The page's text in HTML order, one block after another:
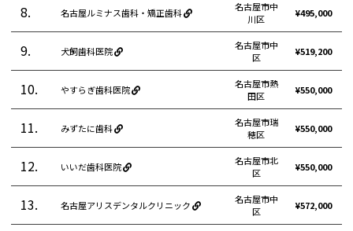
8. 名古屋ルミナス歯科・矯正歯科
名古屋市中
川区
¥495,000
9. 犬飼歯科医院
名古屋市中
区
¥519,200
10. やすらぎ歯科医院
名古屋市熱
田区
¥550,000
11. みずたに歯科
名古屋市瑞
穂区
¥550,000
12. いいだ歯科医院
名古屋市北
区
¥550,000
13. 名古屋アリスデンタルクリニック
名古屋市中
区
¥572,000